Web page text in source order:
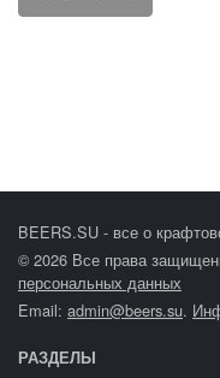
BEERS.SU - все о
© 2026 Все права
персональных данных
Email: admin@beers.su.
РАЗДЕЛЫ